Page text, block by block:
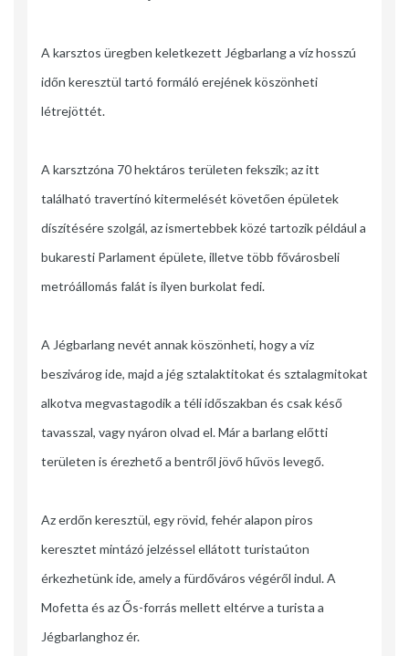
A karsztos üregben keletkezett Jégbarlang a víz hosszú
időn keresztül tartó formáló erejének köszönheti
létrejöttét.
A karsztzóna 70 hektáros területen fekszik; az itt
található travertínó kitermelését követően épületek
díszítésére szolgál, az ismertebbek közé tartozik például a
bukaresti Parlament épülete, illetve több fővárosbeli
metróállomás falát is ilyen burkolat fedi.
A Jégbarlang nevét annak köszönheti, hogy a víz
beszivárog ide, majd a jég sztalaktitokat és sztalagmitokat
alkotva megvastagodik a téli időszakban és csak késő
tavasszal, vagy nyáron olvad el. Már a barlang előtti
területen is érezhető a bentről jövő hűvös levegő.
Az erdőn keresztül, egy rövid, fehér alapon piros
keresztet mintázó jelzéssel ellátott turistaúton
érkezhetünk ide, amely a fürdőváros végéről indul. A
Mofetta és az Ős-forrás mellett eltérve a turista a
Jégbarlanghoz ér.